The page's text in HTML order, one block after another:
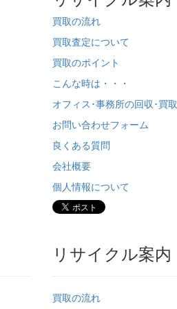
買取の流れ
買取査定について
買取のポイント
こんな時は・・・
オフィス･事務所の回収･買取
お問い合わせフォーム
良くある質問
会社概要
個人情報について
リサイクル案内
買取の流れ